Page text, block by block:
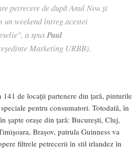
petrecere de după Anul Nou și
un weekend întreg acestei
a spusPaul
Marketing URBB).
de locaţii partenere din ţară, pinturile
pentru consumatori. Totodată, în
şapte oraşe din ţară: Bucureşti, Cluj,
Braşov, patrula Guinness va
filtrele petrecerii în stil irlandez în